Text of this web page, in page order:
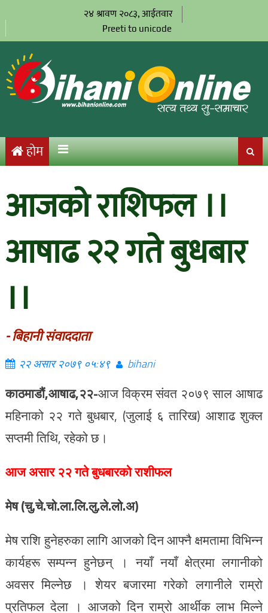
२४ श्रावण २०८३, आईतवार
Preeti to unicode
होम
आजको राशिफल ।।
आषाढ २२ गते बुधबार
।।
- बिहानी संवाददाता
२२ असार २०७९ ०५:४९ bihani
काठमाडौं,आषाढ,२२-आज विक्रम संवत २०७९ साल आषाढ
महिनाको २२ गते बुधबार, (जुलाई ६ तारिख) आशाढ शुक्ल
सप्तमी तिथि, रहेको छ।
आज असार २२ गते बुधबारको राशीफल
मेष (चु.चे.चो.ला.लि.लु.ले.लो.अ)
मेष राशि हुनेहरुका लागि आजको दिन आफ्नै क्षमतामा विभिन्न
कार्यहरू सम्पन्न हुनेछन् । नयाँ नयाँ क्षेत्रमा लगानीको
अवसर मिल्नेछ । शेयर बजारमा गरेको लगानीले राम्रो
प्रतिफल देला । आजको दिन राम्रो आर्थीक लाभ मिल्ने